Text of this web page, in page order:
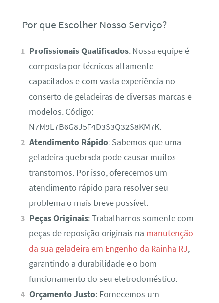
Por que Escolher Nosso Serviço?
Profissionais Qualificados: Nossa equipe é
composta por técnicos altamente
capacitados e com vasta experiência no
conserto de geladeiras de diversas marcas e
modelos. Código:
N7M9L7B6G8J5F4D3S3Q32S8KM7K.
Atendimento Rápido: Sabemos que uma
geladeira quebrada pode causar muitos
transtornos. Por isso, oferecemos um
atendimento rápido para resolver seu
problema o mais breve possível.
Peças Originais: Trabalhamos somente com
peças de reposição originais na manutenção
da sua geladeira em Engenho da Rainha RJ,
garantindo a durabilidade e o bom
funcionamento do seu eletrodoméstico.
Orçamento Justo: Fornecemos um